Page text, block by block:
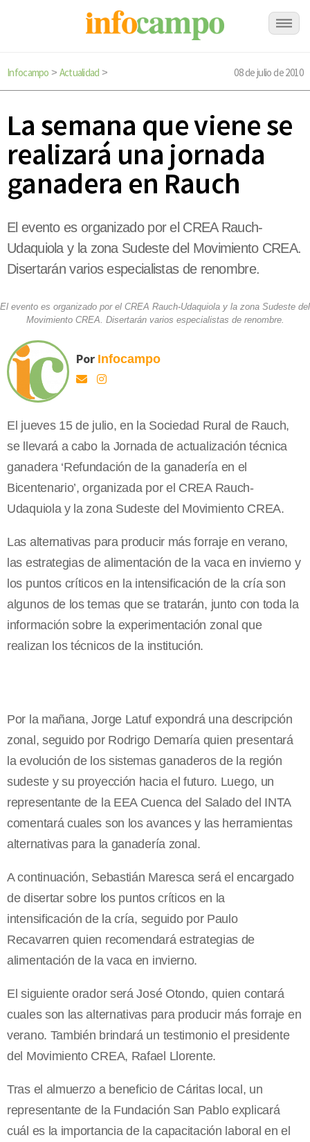
Infocampo > Actualidad > 08 de julio de 2010
La semana que viene se
realizará una jornada
ganadera en Rauch
El evento es organizado por el CREA Rauch-
Udaquiola y la zona Sudeste del Movimiento CREA.
Disertarán varios especialistas de renombre.
El evento es organizado por el CREA Rauch-Udaquiola y la zona Sudeste del
Movimiento CREA. Disertarán varios especialistas de renombre.
Por Infocampo
El jueves 15 de julio, en la Sociedad Rural de Rauch,
se llevará a cabo la Jornada de actualización técnica
ganadera ‘Refundación de la ganadería en el
Bicentenario’, organizada por el CREA Rauch-
Udaquiola y la zona Sudeste del Movimiento CREA.
Las alternativas para producir más forraje en verano,
las estrategias de alimentación de la vaca en invierno y
los puntos críticos en la intensificación de la cría son
algunos de los temas que se tratarán, junto con toda la
información sobre la experimentación zonal que
realizan los técnicos de la institución.
Por la mañana, Jorge Latuf expondrá una descripción
zonal, seguido por Rodrigo Demaría quien presentará
la evolución de los sistemas ganaderos de la región
sudeste y su proyección hacia el futuro. Luego, un
representante de la EEA Cuenca del Salado del INTA
comentará cuales son los avances y las herramientas
alternativas para la ganadería zonal.
A continuación, Sebastián Maresca será el encargado
de disertar sobre los puntos críticos en la
intensificación de la cría, seguido por Paulo
Recavarren quien recomendará estrategias de
alimentación de la vaca en invierno.
El siguiente orador será José Otondo, quien contará
cuales son las alternativas para producir más forraje en
verano. También brindará un testimonio el presidente
del Movimiento CREA, Rafael Llorente.
Tras el almuerzo a beneficio de Cáritas local, un
representante de la Fundación San Pablo explicará
cuál es la importancia de la capacitación laboral en el